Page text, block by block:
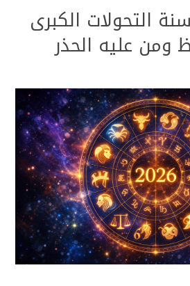
2026 | سنة التحولات الكبرى
ومن عليه الحذر